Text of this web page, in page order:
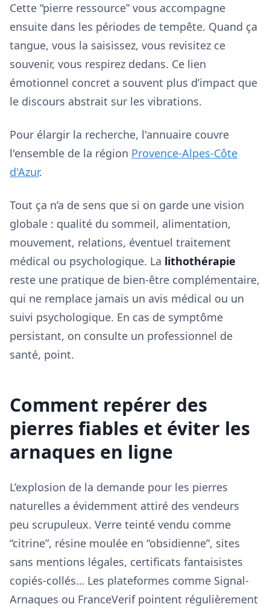
Cette “pierre ressource” vous accompagne
ensuite dans les périodes de tempête. Quand ça
tangue, vous la saisissez, vous revisitez ce
souvenir, vous respirez dedans. Ce lien
émotionnel concret a souvent plus d’impact que
le discours abstrait sur les vibrations.
Pour élargir la recherche, l'annuaire couvre
l'ensemble de la région Provence-Alpes-Côte
d'Azur.
Tout ça n’a de sens que si on garde une vision
globale : qualité du sommeil, alimentation,
mouvement, relations, éventuel traitement
médical ou psychologique. La lithothérapie
reste une pratique de bien-être complémentaire,
qui ne remplace jamais un avis médical ou un
suivi psychologique. En cas de symptôme
persistant, on consulte un professionnel de
santé, point.
Comment repérer des
pierres fiables et éviter les
arnaques en ligne
L’explosion de la demande pour les pierres
naturelles a évidemment attiré des vendeurs
peu scrupuleux. Verre teinté vendu comme
“citrine”, résine moulée en “obsidienne”, sites
sans mentions légales, certificats fantaisistes
copiés-collés… Les plateformes comme Signal-
Arnaques ou FranceVerif pointent régulièrement